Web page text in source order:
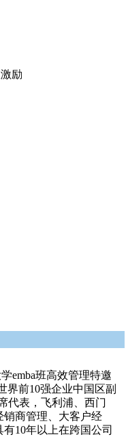
励
emba班高效管理特邀
界前10强企业中国区副
代表，飞利浦、西门
销商管理、大客户经
10年以上在跨国公司